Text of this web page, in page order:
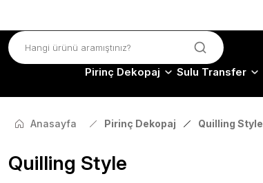
Pirinç Dekopaj Sulu Transfer
Anasayfa Pirinç Dekopaj Quilling Style
Quilling Style